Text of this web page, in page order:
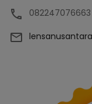
082247076663